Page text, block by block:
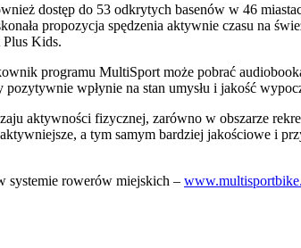
dostęp do 53 odkrytych basenów w 46
propozycja spędzenia aktywnie czasu na
Plus Kids.
programu MultiSport może pobrać
wpłynie na stan umysłu i jakość
aktywności fizycznej, zarówno w obszarze
a tym samym bardziej jakościowe i
systemie rowerów miejskich –